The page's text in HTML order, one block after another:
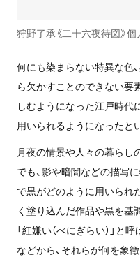
狩野了承《二十六夜待図》個
何にも染まらない特異な色
ら欠かすことのできない要
しむようになった江戸時代
用いられるようになったと
月夜の情景や人々の暮らし
でも、影や暗闇などの描写
で黒がどのように用いられ
く塗り込んだ作品や黒を基
「紅嫌い（べにぎらい）」
などから、それらが何を象